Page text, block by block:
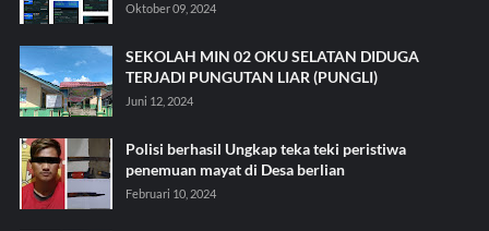
Oktober 09, 2024
SEKOLAH MIN 02 OKU SELATAN DIDUGA
TERJADI PUNGUTAN LIAR (PUNGLI)
Juni 12, 2024
Polisi berhasil Ungkap teka teki peristiwa
penemuan mayat di Desa berlian
Februari 10, 2024